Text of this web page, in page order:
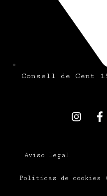
Consell de Cent
Aviso legal
Políticas de cookies